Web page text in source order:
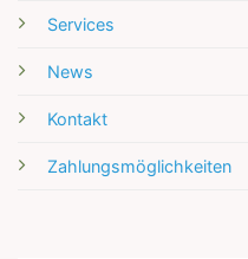
Services
News
Kontakt
Zahlungsmöglichkeiten